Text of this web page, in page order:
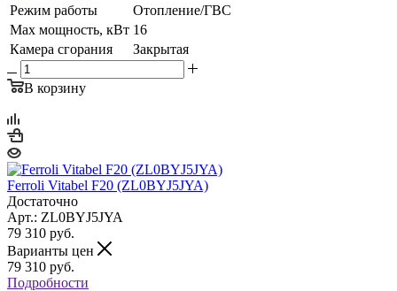
Режим работы
Отопление/ГВС
Max мощность, кВт 16
Камера сгорания
Закрытая
В корзину
Ferroli Vitabel F20 (ZL0BYJ5JYA)
Достаточно
Арт.: ZL0BYJ5JYA
79 310 руб.
Варианты цен
79 310 руб.
Подробности